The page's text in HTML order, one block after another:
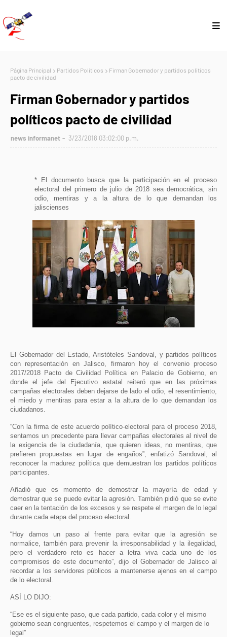
Página Principal Partidos Politicos
Firman Gobernador y partidos políticos
pacto de civilidad
Firman Gobernador y partidos
políticos pacto de civilidad
news informanet 3/23/2018 03:02:00 p.m.
*
El documento busca que la participación en el proceso
electoral del primero de julio de 2018 sea democrática, sin
odio, mentiras y a la altura de lo que demandan los
jaliscienses
El Gobernador del Estado, Aristóteles Sandoval, y partidos políticos
con representación en Jalisco, firmaron hoy el convenio proceso
2017/2018 Pacto de Civilidad Política en Palacio de Gobierno, en
donde el jefe del Ejecutivo estatal reiteró que en las próximas
campañas electorales deben dejarse de lado el odio, el resentimiento,
el miedo y mentiras para estar a la altura de lo que demandan los
ciudadanos.
“Con la firma de este acuerdo político-electoral para el proceso 2018,
sentamos un precedente para llevar campañas electorales al nivel de
la exigencia de la ciudadanía, que quieren ideas, no mentiras, que
prefieren propuestas en lugar de engaños”, enfatizó Sandoval, al
reconocer la madurez política que demuestran los partidos políticos
participantes.
Añadió que es momento de demostrar la mayoría de edad y
demostrar que se puede evitar la agresión. También pidió que se evite
caer en la tentación de los excesos y se respete el margen de lo legal
durante cada etapa del proceso electoral.
“Hoy damos un paso al frente para evitar que la agresión se
normalice, también para prevenir la irresponsabilidad y la ilegalidad,
pero el verdadero reto es hacer a letra viva cada uno de los
compromisos de este documento”, dijo el Gobernador de Jalisco al
recordar a los servidores públicos a mantenerse ajenos en el campo
de lo electoral.
ASÍ LO DIJO:
“Ese es el siguiente paso, que cada partido, cada color y el mismo
gobierno sean congruentes, respetemos el campo y el margen de lo
legal”